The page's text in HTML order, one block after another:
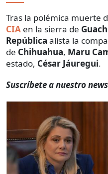
Tras la polémica muerte
CIA en la sierra de
República alista la
de Chihuahua, Maru
estado, César Jáuregui.
Suscríbete a nuestro